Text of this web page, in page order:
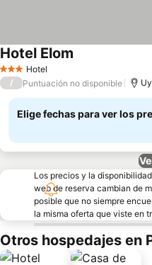
3 Estrellas
Hotel
Hotel Elom
/ Puntuación no disponible
Elige fechas para ver los
Los precios y la
web de reserva cambian de
posible que no siempre
la misma oferta que viste en
Otros hospedajes en